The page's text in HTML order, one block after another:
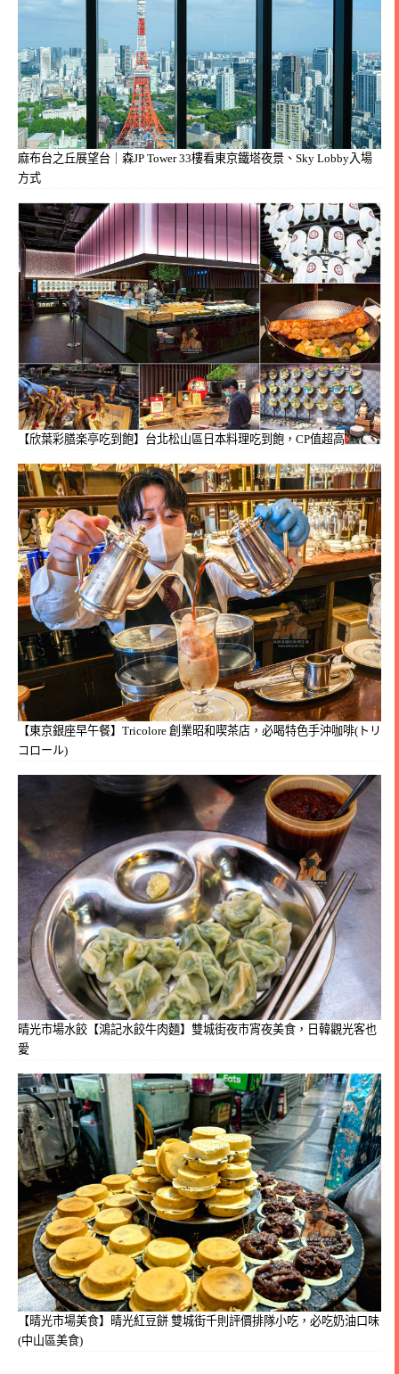
麻布台之丘展望台｜森JP Tower 33樓看東京鐵塔夜景、Sky Lobby入場
方式
【欣葉彩膳楽亭吃到飽】台北松山區日本料理吃到飽，CP值超高
【東京銀座早午餐】Tricolore 創業昭和喫茶店，必喝特色手沖咖啡(トリ
コロール)
晴光市場水餃【鴻記水餃牛肉麵】雙城街夜市宵夜美食，日韓觀光客也
愛
【晴光市場美食】晴光紅豆餅 雙城街千則評價排隊小吃，必吃奶油口味
(中山區美食)